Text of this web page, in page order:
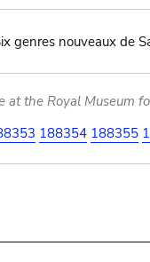
genres nouveaux de
at the Royal Museum
188354 188355